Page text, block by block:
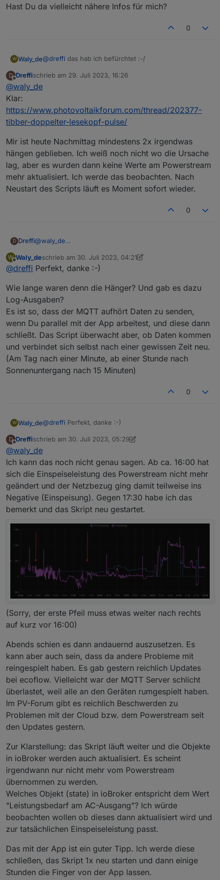
Bridge des Pulse zu manipulieren und die Daten
Hast Du da vielleicht nähere Infos für mich?
0
W Waly_de@dreffi das hab ich befürchtet :-/
D
Offline
Dreffischrieb am 29. Juli 2023, 16:26
zuletzt editiert von
@waly_de
Klar:
https://www.photovoltaikforum.com/thread/202377-
tibber-doppelter-lesekopf-pulse/
Mir ist heute Nachmittag mindestens 2x irgendwas
hängen geblieben. Ich weiß noch nicht wo die Ursache
lag, aber es wurden dann keine Werte am Powerstream
mehr aktualisiert. Ich werde das beobachten. Nach
Neustart des Scripts läuft es Moment sofort wieder.
0
D Dreffi@waly_de
https://www.photovoltaikforum.com/thread/202377-
tibber-doppelter-lesekopf-pulse/
Mir ist heute Nachmittag mindestens 2x irgendwas
hängen geblieben. Ich weiß noch nicht wo die Ursache
mehr aktualisiert. Ich werde das beobachten. Nach
Neustart des Scripts läuft es Moment sofort wieder.
W
Offline
Waly_deschrieb am 30. Juli 2023, 04:21
zuletzt editiert von Waly_de
@dreffi Perfekt, danke :-)
Wie lange waren denn die Hänger? Und gab es dazu
Log-Ausgaben?
Es ist so, dass der MQTT aufhört Daten zu senden,
wenn Du parallel mit der App arbeitest, und diese dann
schließt. Das Script überwacht aber, ob Daten kommen
und verbindet sich selbst nach einer gewissen Zeit neu.
(Am Tag nach einer Minute, ab einer Stunde nach
Sonnenuntergang nach 15 Minuten)
0
W Waly_de@dreffi Perfekt, danke :-)
Wie lange waren denn die Hänger? Und gab es dazu
Es ist so, dass der MQTT aufhört Daten zu senden,
wenn Du parallel mit der App arbeitest, und diese
dann schließt. Das Script überwacht aber, ob Daten
kommen und verbindet sich selbst nach einer
gewissen Zeit neu. (Am Tag nach einer Minute, ab
einer Stunde nach Sonnenuntergang nach 15
D
Offline
Dreffischrieb am 30. Juli 2023, 05:29
zuletzt editiert von Dreffi
@waly_de
Ich kann das noch nicht genau sagen. Ab ca. 16:00 hat
sich die Einspeiseleistung des Powerstream nicht mehr
geändert und der Netzbezug ging damit teilweise ins
Negative (Einspeisung). Gegen 17:30 habe ich das
bemerkt und das Skript neu gestartet.
(Sorry, der erste Pfeil muss etwas weiter nach rechts
auf kurz vor 16:00)
Abends schien es dann andauernd auszusetzen. Es
kann aber auch sein, dass da andere Probleme mit
reingespielt haben. Es gab gestern reichlich Updates
bei ecoflow. Vielleicht war der MQTT Server schlicht
überlastet, weil alle an den Geräten rumgespielt haben.
Im PV-Forum gibt es reichlich Beschwerden zu
Problemen mit der Cloud bzw. dem Powerstream seit
den Updates gestern.
Zur Klarstellung: das Skript läuft weiter und die Objekte
in ioBroker werden auch aktualisiert. Es scheint
irgendwann nur nicht mehr vom Powerstream
übernommen zu werden.
Welches Objekt (state) in ioBroker entspricht dem Wert
"Leistungsbedarf am AC-Ausgang"? Ich würde
beobachten wollen ob dieses dann aktualisiert wird und
zur tatsächlichen Einspeiseleistung passt.
Das mit der App ist ein guter Tipp. Ich werde diese
schließen, das Skript 1x neu starten und dann einige
Stunden die Finger von der App lassen.